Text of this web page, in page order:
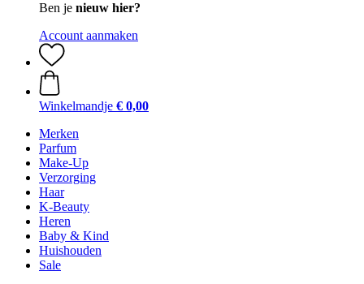
Ben je nieuw hier?
Account aanmaken
Winkelmandje € 0,00
Merken
Parfum
Make-Up
Verzorging
Haar
K-Beauty
Heren
Baby & Kind
Huishouden
Sale